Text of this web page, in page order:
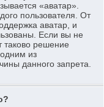
«аватар».
пользователя. От
аватар, и
Если вы не
таково решение
из
данного запрета.